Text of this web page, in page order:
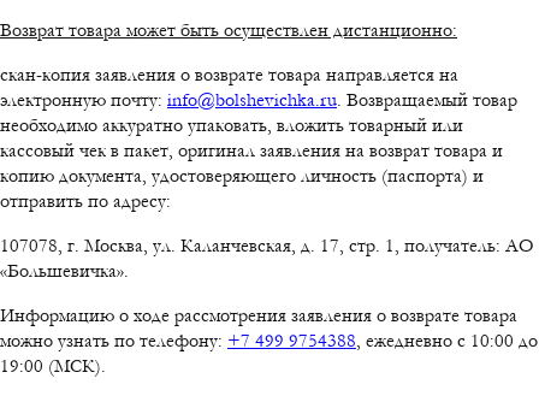
Возврат товара может быть осуществлен дистанционно:
скан-копия заявления о возврате товара направляется на
электронную почту: info@bolshevichka.ru. Возвращаемый товар
необходимо аккуратно упаковать, вложить товарный или
кассовый чек в пакет, оригинал заявления на возврат товара и
копию документа, удостоверяющего личность (паспорта) и
отправить по адресу:
107078, г. Москва, ул. Каланчевская, д. 17, стр. 1, получатель: АО
«Большевичка».
Информацию о ходе рассмотрения заявления о возврате товара
можно узнать по телефону: +7 499 9754388, ежедневно с 10:00 до
19:00 (МСК).